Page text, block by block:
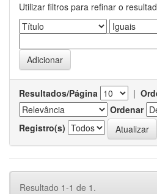
Utilizar filtros para refinar o
Resultados/Página |
Ordenar
Registro(s)
Resultado 1-1 de 1.